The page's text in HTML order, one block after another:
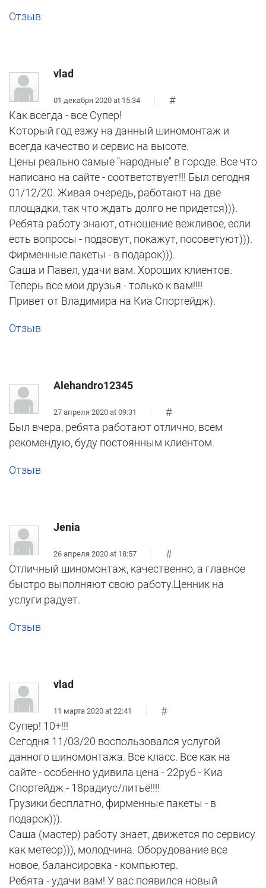
Отзыв
vlad
01 декабря 2020 at 15:34
#
Как всегда - все Супер!
Который год езжу на данный шиномонтаж и
всегда качество и сервис на высоте.
Цены реально самые "народные" в городе. Все что
написано на сайте - соответствует!!! Был сегодня
01/12/20. Живая очередь, работают на две
площадки, так что ждать долго не придется))).
Ребята работу знают, отношение вежливое, если
есть вопросы - подзовут, покажут, посоветуют))).
Фирменные пакеты - в подарок))).
Саша и Павел, удачи вам. Хороших клиентов.
Теперь все мои друзья - только к вам!!!!
Привет от Владимира на Киа Спортейдж).
Отзыв
Alehandro12345
27 апреля 2020 at 09:31
#
Был вчера, ребята работают отлично, всем
рекомендую, буду постоянным клиентом.
Отзыв
Jenia
26 апреля 2020 at 18:57
#
Отличный шиномонтаж, качественно, а главное
быстро выполняют свою работу.Ценник на
услуги радует.
Отзыв
vlad
11 марта 2020 at 22:41
#
Супер! 10+!!!
Сегодня 11/03/20 воспользовался услугой
данного шиномонтажа. Все класс. Все как на
сайте - особенно удивила цена - 22руб - Киа
Спортейдж - 18радиус/литьё!!!!
Грузики бесплатно, фирменные пакеты - в
подарок))).
Саша (мастер) работу знает, движется по сервису
как метеор))), молодчина. Оборудование все
новое, балансировка - компьютер.
Ребята - удачи вам! У вас появился новый